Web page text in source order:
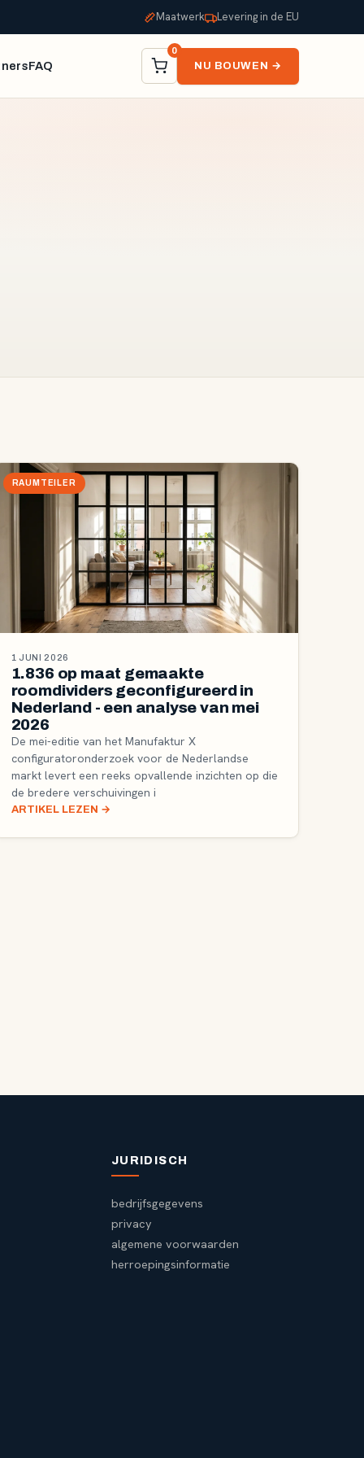
Maatwerk Levering in de EU
FAQ
0
NU BOUWEN →
RAUMTEILER
1 JUNI 2026
1.836 op maat gemaakte
roomdividers geconfigureerd in
Nederland - een analyse van mei
2026
De mei-editie van het Manufaktur X
configuratoronderzoek voor de Nederlandse
markt levert een reeks opvallende inzichten op die
de bredere verschuivingen i
ARTIKEL LEZEN →
JURIDISCH
bedrijfsgegevens
privacy
algemene voorwaarden
herroepingsinformatie